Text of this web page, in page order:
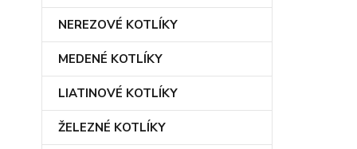
NEREZOVÉ KOTLÍKY
MEDENÉ KOTLÍKY
LIATINOVÉ KOTLÍKY
ŽELEZNÉ KOTLÍKY